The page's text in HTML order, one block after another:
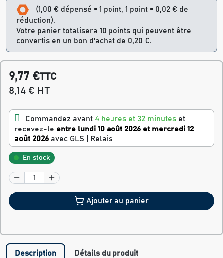
(1,00 € dépensé = 1 point, 1 point = 0,02 € de
réduction).
Votre panier totalisera 10 points qui peuvent être
convertis en un bon d'achat de 0,20 €.
9,77 €TTC
8,14 € HT
Commandez avant 4 heures et 32 minutes et
recevez-le entre lundi 10 août 2026 et mercredi 12
août 2026 avec GLS | Relais
En stock
Ajouter au panier
Description Détails du produit